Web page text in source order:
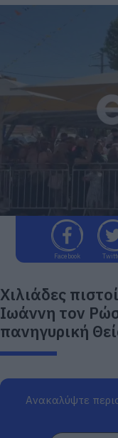
Facebook
Χιλιάδες
Ιωάννη τον
πανηγυρική
Ανακαλύψτε